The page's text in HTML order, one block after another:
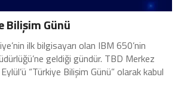
Bilişim Günü
ilk bilgisayarı olan IBM 650’nin
geldiği gündür. TBD Merkez
“Türkiye Bilişim Günü” olarak kabul